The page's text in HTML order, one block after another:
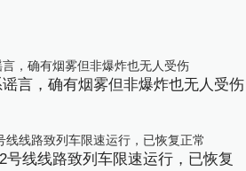
谣言，确有烟雾但非爆炸也无人受伤
号线线路致列车限速运行，已恢复